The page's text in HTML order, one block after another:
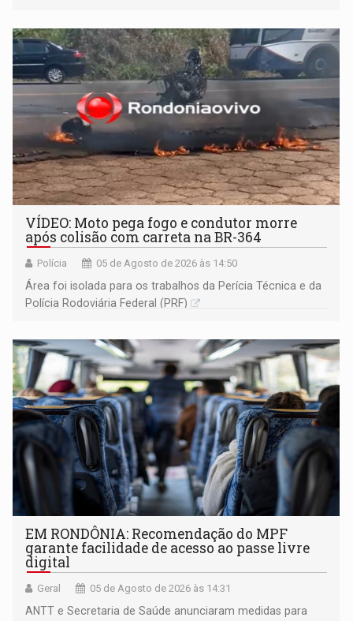
VÍDEO: Moto pega fogo e condutor morre
após colisão com carreta na BR-364
Polícia 05 de Agosto de 2026 às 14:50
Área foi isolada para os trabalhos da Perícia Técnica e da
Polícia Rodoviária Federal (PRF)
EM RONDÔNIA: Recomendação do MPF
garante facilidade de acesso ao passe livre
digital
Geral 05 de Agosto de 2026 às 14:31
ANTT e Secretaria de Saúde anunciaram medidas para